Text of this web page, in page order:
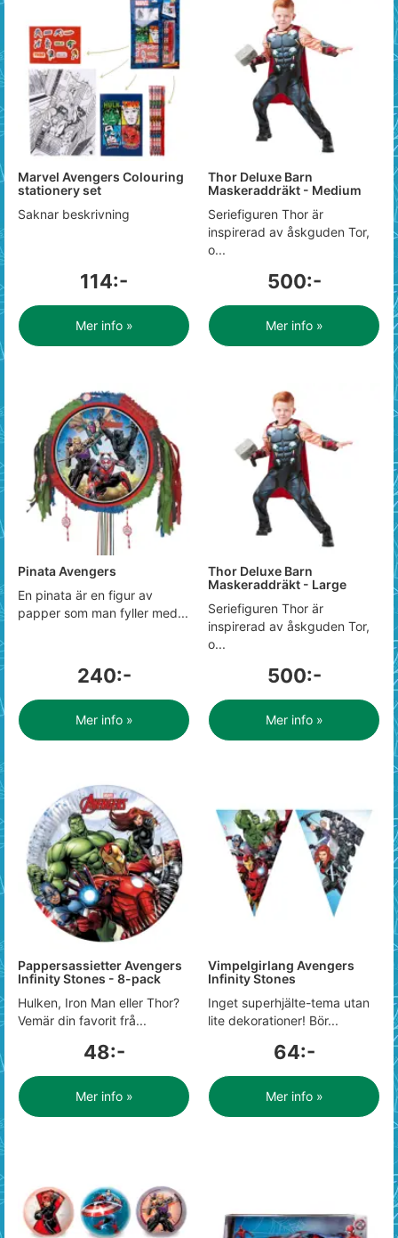
Marvel Avengers Colouring
stationery set
Saknar beskrivning
114:-
Mer info »
Thor Deluxe Barn
Maskeraddräkt - Medium
Seriefiguren Thor är
inspirerad av åskguden Tor,
o...
500:-
Mer info »
Pinata Avengers
En pinata är en figur av
papper som man fyller med...
240:-
Mer info »
Thor Deluxe Barn
Maskeraddräkt - Large
Seriefiguren Thor är
inspirerad av åskguden Tor,
o...
500:-
Mer info »
Pappersassietter Avengers
Infinity Stones - 8-pack
Hulken, Iron Man eller Thor?
Vemär din favorit frå...
48:-
Mer info »
Vimpelgirlang Avengers
Infinity Stones
Inget superhjälte-tema utan
lite dekorationer! Bör...
64:-
Mer info »